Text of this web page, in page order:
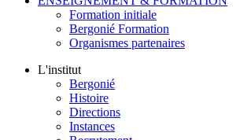
Formation initiale
Bergonié Formation
Organismes partenaires
L'institut
Bergonié
Histoire
Directions
Instances